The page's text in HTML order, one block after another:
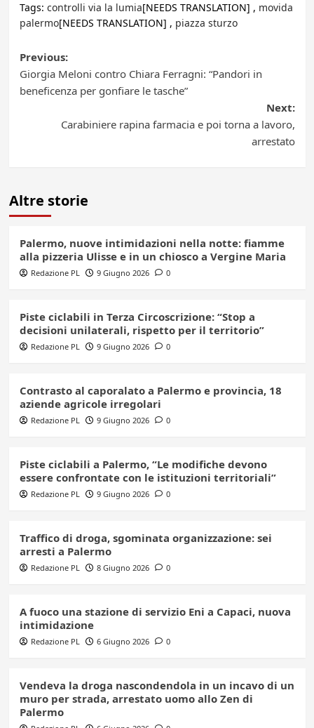
Tags: controlli via la lumia[NEEDS TRANSLATION] , movida
palermo[NEEDS TRANSLATION] , piazza sturzo
Post
navigation
Previous:
Giorgia Meloni contro Chiara Ferragni: “Pandori in
beneficenza per gonfiare le tasche”
Next:
Carabiniere rapina farmacia e poi torna a lavoro,
arrestato
Altre storie
Palermo, nuove intimidazioni nella notte: fiamme
alla pizzeria Ulisse e in un chiosco a Vergine Maria
Redazione PL 9 Giugno 2026 0
Piste ciclabili in Terza Circoscrizione: “Stop a
decisioni unilaterali, rispetto per il territorio”
Redazione PL 9 Giugno 2026 0
Contrasto al caporalato a Palermo e provincia, 18
aziende agricole irregolari
Redazione PL 9 Giugno 2026 0
Piste ciclabili a Palermo, “Le modifiche devono
essere confrontate con le istituzioni territoriali”
Redazione PL 9 Giugno 2026 0
Traffico di droga, sgominata organizzazione: sei
arresti a Palermo
Redazione PL 8 Giugno 2026 0
A fuoco una stazione di servizio Eni a Capaci, nuova
intimidazione
Redazione PL 6 Giugno 2026 0
Vendeva la droga nascondendola in un incavo di un
muro per strada, arrestato uomo allo Zen di
Palermo